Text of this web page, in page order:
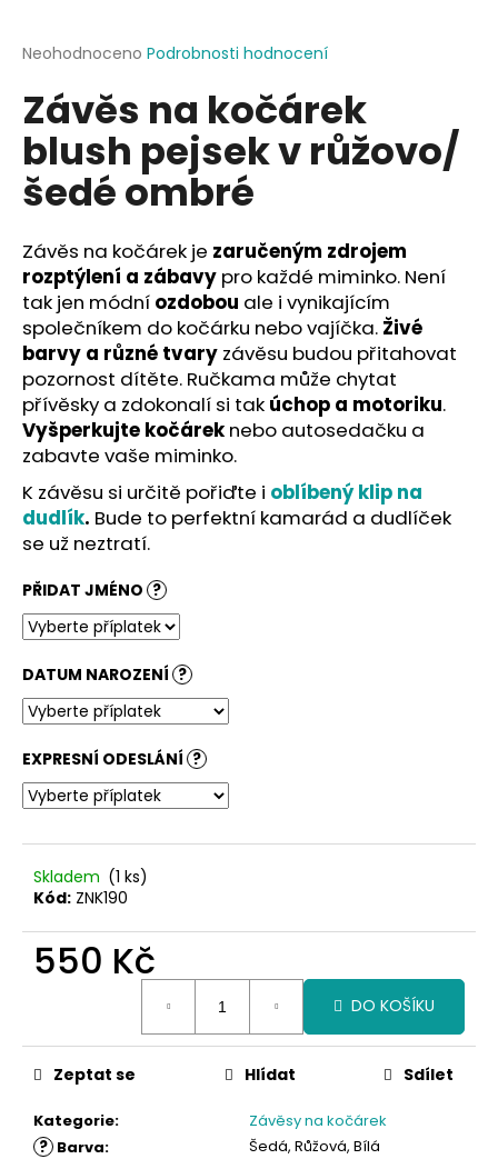
Průměrné
produktu
je
0,0
5
hvězdiček.
Neohodnoceno Podrobnosti hodnocení
Závěs na kočárek
blush pejsek v růžovo/
šedé ombré
Závěs na kočárek je zaručeným zdrojem
rozptýlení a zábavy pro každé miminko. Není
tak jen módní ozdobou ale i vynikajícím
společníkem do kočárku nebo vajíčka. Živé
barvy a různé tvary závěsu budou přitahovat
pozornost dítěte. Ručkama může chytat
přívěsky a zdokonalí si tak úchop a motoriku.
Vyšperkujte kočárek nebo autosedačku a
zabavte vaše miminko.
K závěsu si určitě pořiďte i oblíbený klip na
dudlík. Bude to perfektní kamarád a dudlíček
se už neztratí.
PŘIDAT JMÉNO ?
DATUM NAROZENÍ ?
EXPRESNÍ ODESLÁNÍ ?
Skladem (1 ks)
Kód: ZNK190
550 Kč
DO KOŠÍKU
Kategorie: Závěsy na kočárek
? Barva: Šedá, Růžová, Bílá
Zeptat se Hlídat Sdílet
j
t
?
HLEDAT
D
o
p
o
r
č
u
j
m
e